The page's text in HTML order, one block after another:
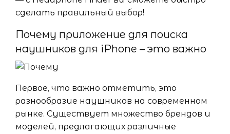
сделать правильный выбор!
Почему приложение для поиска
наушников для iPhone – это важно
Первое, что важно отметить, это
разнообразие наушников на современном
рынке. Существует множество брендов и
моделей, предлагающих различные